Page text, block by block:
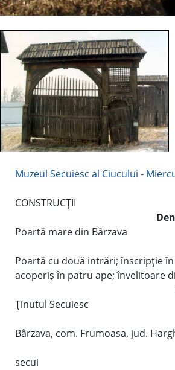
Muzeul Secuiesc al Ciucului -
CONSTRUCŢII
Poartă mare din Bârzava
Poartă cu două intrări; înscripţie
acoperiş în patru ape; învelitoare
Ţinutul Secuiesc
Bârzava, com. Frumoasa, jud.
secui